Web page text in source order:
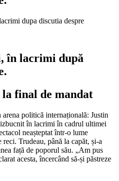
în lacrimi după
final de mandat
politică internațională: Justin
în lacrimi în cadrul ultimei
neașteptat într-o lume
Trudeau, până la capăt, și-a
față de poporul său. „Am pus
acesta, încercând să-și păstreze